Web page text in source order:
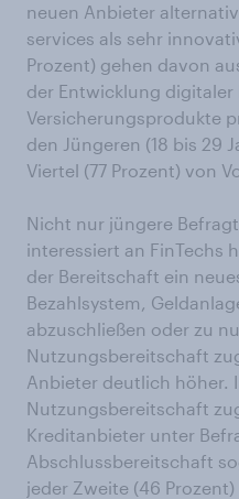
neuen Anbieter
services als sehr
Prozent) gehen davon
der Entwicklung
Versicherungsprodukte
den Jüngeren (18 bis 29
Viertel (77 Prozent) von
Nicht nur jüngere
interessiert an FinTechs
der Bereitschaft ein
Bezahlsystem,
abzuschließen oder zu
Nutzungsbereitschaft
Anbieter deutlich höher.
Nutzungsbereitschaft
Kreditanbieter unter
Abschlussbereitschaft
jeder Zweite (46